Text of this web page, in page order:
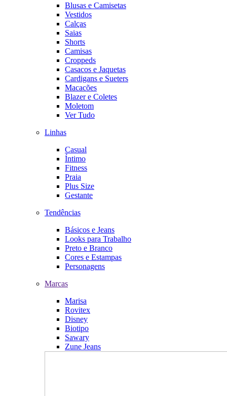
Blusas e Camisetas
Vestidos
Calças
Saias
Shorts
Camisas
Croppeds
Casacos e Jaquetas
Cardigans e Sueters
Macacões
Blazer e Coletes
Moletom
Ver Tudo
Linhas
Casual
Íntimo
Fitness
Praia
Plus Size
Gestante
Tendências
Básicos e Jeans
Looks para Trabalho
Preto e Branco
Cores e Estampas
Personagens
Marcas
Marisa
Rovitex
Disney
Biotipo
Sawary
Zune Jeans